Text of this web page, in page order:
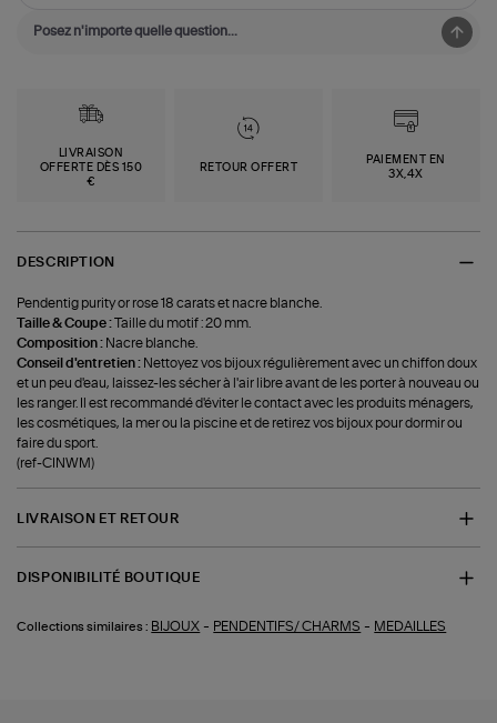
LIVRAISON
OFFERTE DÈS 150
€
RETOUR OFFERT
PAIEMENT EN
3X,4X
DESCRIPTION
Pendentig purity or rose 18 carats et nacre blanche.
Taille & Coupe :Taille du motif : 20 mm.
Composition : Nacre blanche.
Conseil d'entretien : Nettoyez vos bijoux régulièrement avec un chiffon doux
et un peu d'eau, laissez-les sécher à l'air libre avant de les porter à nouveau ou
les ranger. Il est recommandé d'éviter le contact avec les produits ménagers,
les cosmétiques, la mer ou la piscine et de retirez vos bijoux pour dormir ou
faire du sport.
(ref-CINWM)
LIVRAISON ET RETOUR
DISPONIBILITÉ BOUTIQUE
Collections similaires : BIJOUX - PENDENTIFS/ CHARMS - MEDAILLES